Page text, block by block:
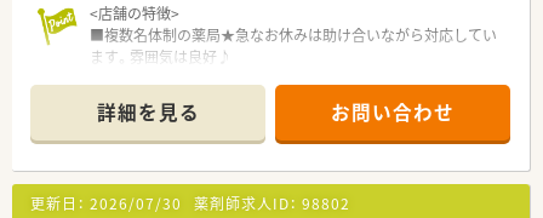
<店舗の特徴>
■複数名体制の薬局★急なお休みは助け合いながら対応してい
ます。雰囲気は良好♪
■外来枚数も在宅の件数も多い大型店舗。
透析も対応しており、こちらの薬局で1人前になればどこ行って
も通用する薬剤師になれる！
■駅徒歩3分のため通勤が便利。
車通勤も可能です！
詳細を見る お問い合わせ
更新日： 2026/07/30 薬剤師求人ID： 98802